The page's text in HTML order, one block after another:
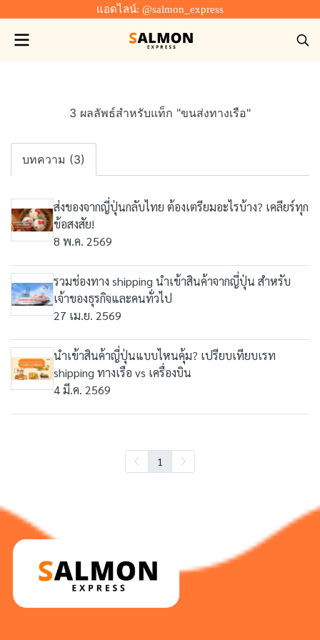
แอดไลน์: @salmon_express
3 ผลลัพธ์สำหรับแท็ก "ขนส่งทางเรือ"
บทความ (3)
ส่งของจากญี่ปุ่นกลับไทย ต้องเตรียมอะไรบ้าง? เคลียร์ทุก
ข้อสงสัย!
8 พ.ค. 2569
รวมช่องทาง shipping นําเข้าสินค้าจากญี่ปุ่น สำหรับ
เจ้าของธุรกิจและคนทั่วไป
27 เม.ย. 2569
นำเข้าสินค้าญี่ปุ่นแบบไหนคุ้ม? เปรียบเทียบเรท
shipping ทางเรือ vs เครื่องบิน
4 มี.ค. 2569
1